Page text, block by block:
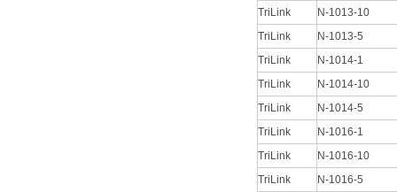
TriLink
N-1013-10
TriLink
N-1013-5
TriLink
N-1014-1
TriLink
N-1014-10
TriLink
N-1014-5
TriLink
N-1016-1
TriLink
N-1016-10
TriLink
N-1016-5